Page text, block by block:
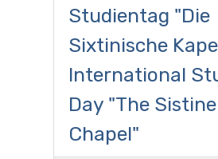
Studientag "Die
Sixtinische
International
Day "The Sistine
Chapel"